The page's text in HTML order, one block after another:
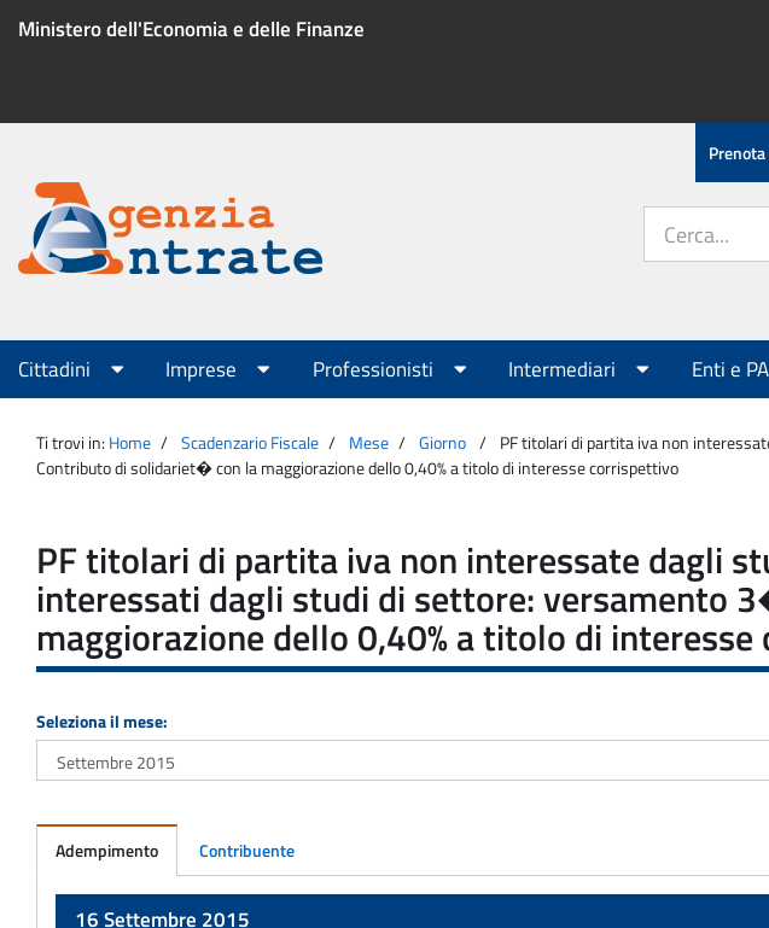
Ministero dell'Economia e delle Finanze
Menu
servizio
Agenzia
Entrate
sito:
Menu
principale
Cittadini Imprese Professionisti Intermediari Enti e PA
Ti trovi in: Home Scadenzario Fiscale Mese Giorno
PF titolari di partita iva non
Contributo di solidariet� con la maggiorazione dello 0,40% a titolo di interesse corrispettivo
PF titolari di partita iva non interessate dagli
interessati dagli studi di settore: versamento
maggiorazione dello 0,40% a titolo di
Seleziona il mese:
Adempimento Contribuente
16 Settembre 2015